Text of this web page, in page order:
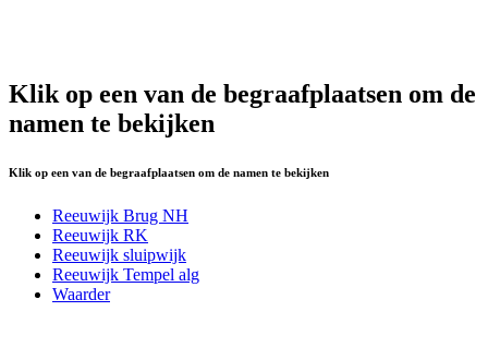
Klik op een van de begraafplaatsen om de
namen te bekijken
Klik op een van de begraafplaatsen om de namen te bekijken
Reeuwijk Brug NH
Reeuwijk RK
Reeuwijk sluipwijk
Reeuwijk Tempel alg
Waarder